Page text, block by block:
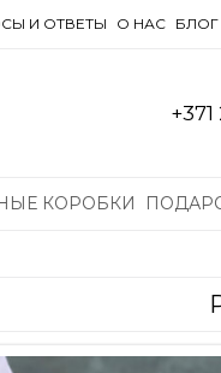
И ОТВЕТЫ О НАС БЛОГ
КОРОБКИ